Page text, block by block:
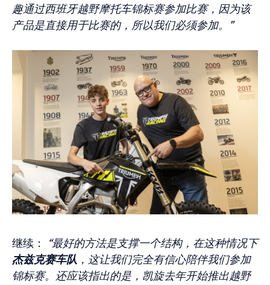
趣通过西班牙越野摩托车锦标赛参加比赛，因为该
产品是直接用于比赛的，所以我们必须参加。”
继续：
“最好的方法是支撑一个结构，在这种情况下
杰兹克赛车队 ，这让我们完全有信心陪伴我们参加
锦标赛。还应该指出的是，凯旋去年开始推出越野